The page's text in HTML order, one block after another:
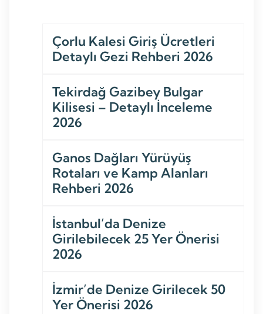
Çorlu Kalesi Giriş Ücretleri
Detaylı Gezi Rehberi 2026
Tekirdağ Gazibey Bulgar
Kilisesi – Detaylı İnceleme
2026
Ganos Dağları Yürüyüş
Rotaları ve Kamp Alanları
Rehberi 2026
İstanbul’da Denize
Girilebilecek 25 Yer Önerisi
2026
İzmir’de Denize Girilecek 50
Yer Önerisi 2026